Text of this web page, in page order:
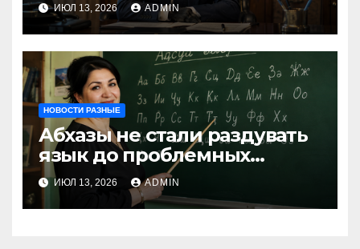
ИЮЛ 13, 2026 ADMIN
НОВОСТИ РАЗНЫЕ
Абхазы не стали раздувать
язык до проблемных
размеров
ИЮЛ 13, 2026 ADMIN